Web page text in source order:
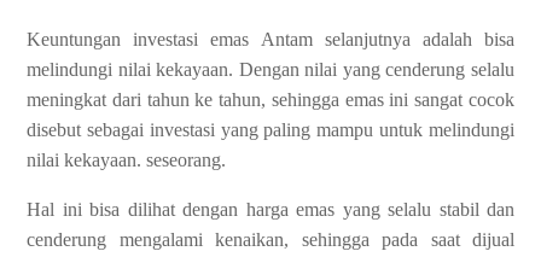
Keuntungan investasi emas Antam selanjutnya adalah bisa
melindungi nilai kekayaan. Dengan nilai yang cenderung selalu
meningkat dari tahun ke tahun, sehingga emas ini sangat cocok
disebut sebagai investasi yang paling mampu untuk melindungi
nilai kekayaan. seseorang.
Hal ini bisa dilihat dengan harga emas yang selalu stabil dan
cenderung mengalami kenaikan, sehingga pada saat dijual